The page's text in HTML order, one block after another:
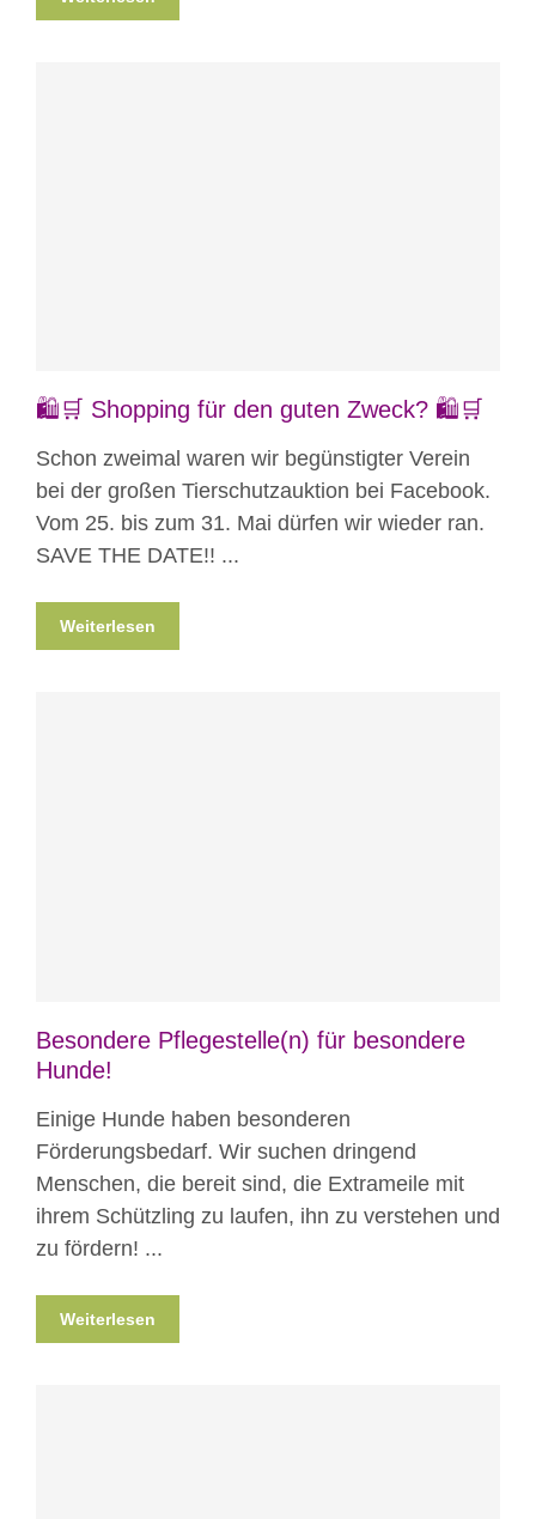
🛍️🛒 Shopping für den guten Zweck? 🛍️🛒
Schon zweimal waren wir begünstigter Verein
bei der großen Tierschutzauktion bei Facebook.
Vom 25. bis zum 31. Mai dürfen wir wieder ran.
SAVE THE DATE!! ...
Weiterlesen
Besondere Pflegestelle(n) für besondere
Hunde!
Einige Hunde haben besonderen
Förderungsbedarf. Wir suchen dringend
Menschen, die bereit sind, die Extrameile mit
ihrem Schützling zu laufen, ihn zu verstehen und
zu fördern! ...
Weiterlesen